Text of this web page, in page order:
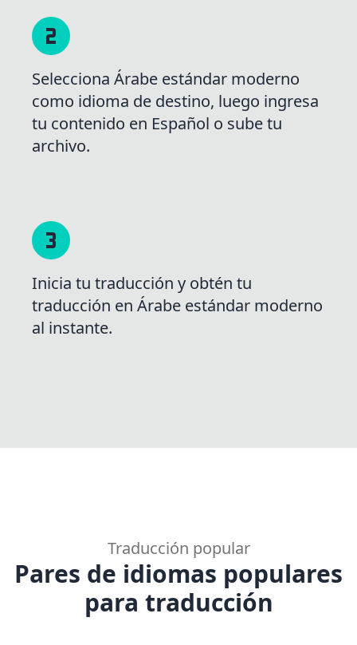
Selecciona Árabe estándar moderno
como idioma de destino, luego ingresa
tu contenido en Español o sube tu
archivo.
Inicia tu traducción y obtén tu
traducción en Árabe estándar moderno
al instante.
Traducción popular
Pares de idiomas populares
para traducción